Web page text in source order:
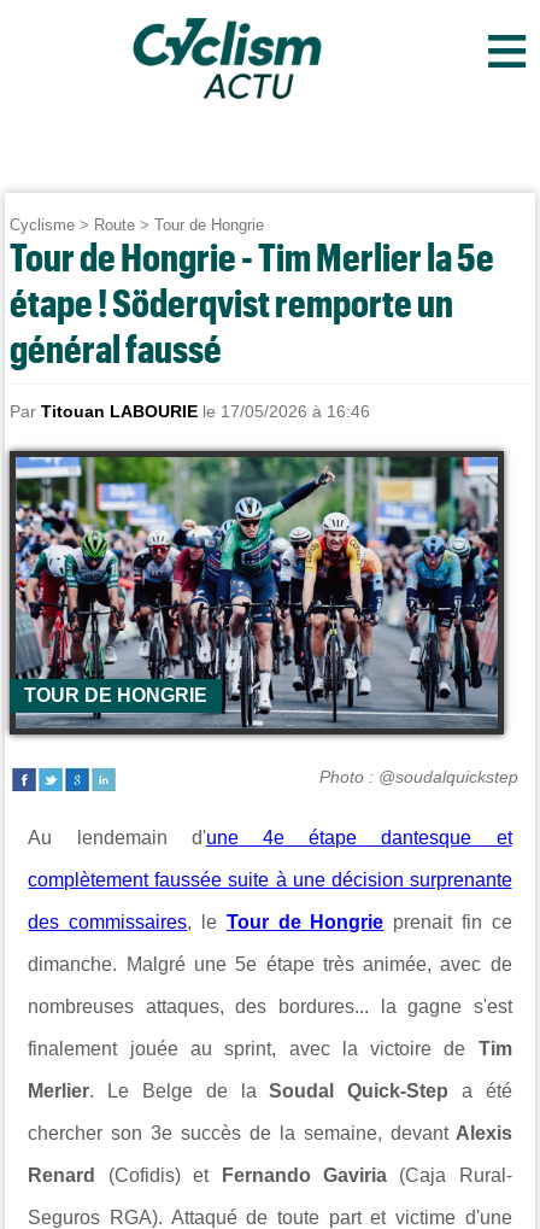
≡
Cyclisme > Route >Tour de Hongrie
Tour de Hongrie - Tim Merlier la 5e
étape ! Söderqvist remporte un
général faussé
ParTitouan LABOURIE le 17/05/2026 à 16:46
TOUR DE HONGRIE
Photo : @soudalquickstep
Au lendemain d'une 4e étape dantesque et
complètement faussée suite à une décision surprenante
des commissaires, le Tour de Hongrie prenait fin ce
dimanche. Malgré une 5e étape très animée, avec de
nombreuses attaques, des bordures... la gagne s'est
finalement jouée au sprint, avec la victoire de Tim
Merlier. Le Belge de laSoudal Quick-Step a été
chercher son 3e succès de la semaine, devantAlexis
Renard (Cofidis) et Fernando Gaviria(Caja Rural-
Seguros RGA). Attaqué de toute part et victime d'une